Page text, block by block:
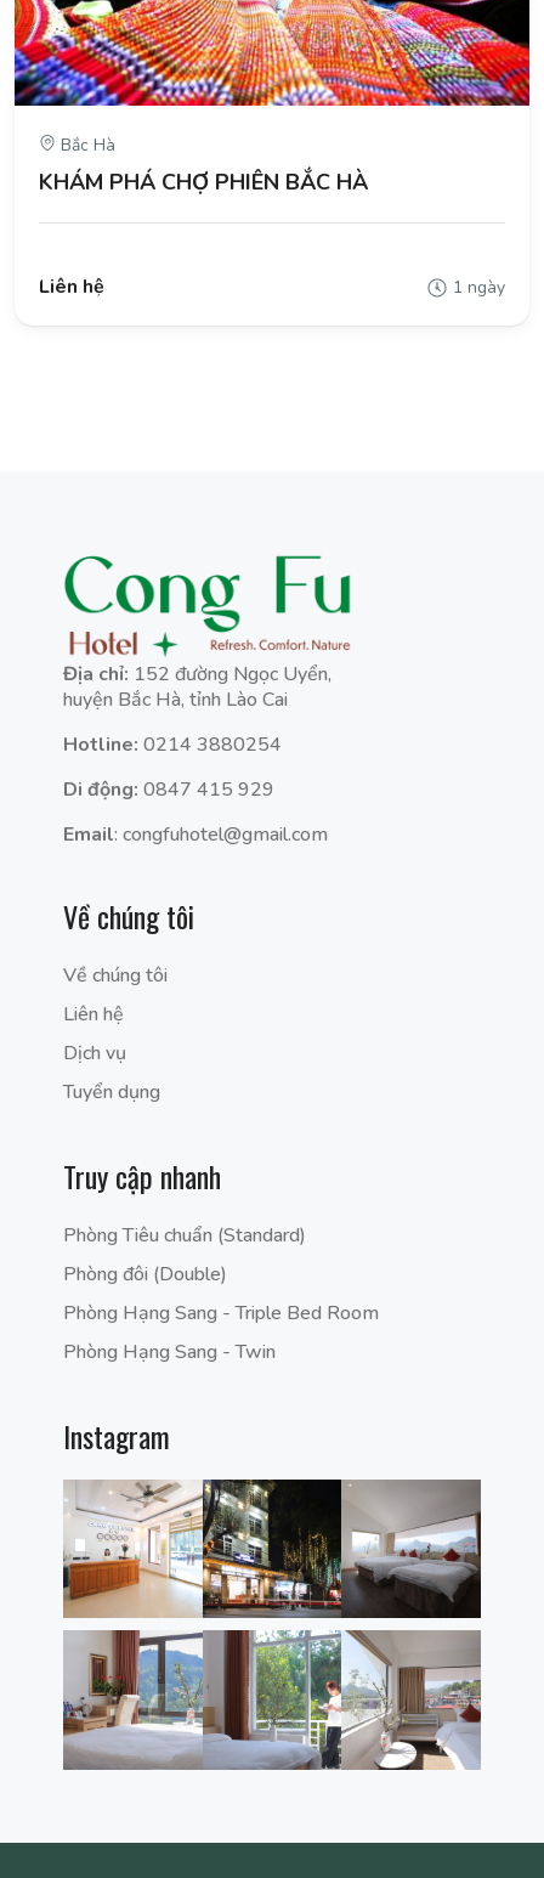
Bắc Hà
KHÁM PHÁ CHỢ PHIÊN BẮC HÀ
Liên hệ 1 ngày
Địa chỉ: 152 đường Ngọc Uyển,
huyện Bắc Hà, tỉnh Lào Cai
Hotline: 0214 3880254
Di động: 0847 415 929
Email: congfuhotel@gmail.com
Về chúng tôi
Về chúng tôi
Liên hệ
Dịch vụ
Tuyển dụng
Truy cập nhanh
Phòng Tiêu chuẩn (Standard)
Phòng đôi (Double)
Phòng Hạng Sang - Triple Bed Room
Phòng Hạng Sang - Twin
Instagram